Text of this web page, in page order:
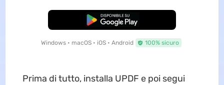
Download Gratis
Windows • macOS • iOS • Android 100% sicuro
Prima di tutto, installa UPDF e poi segui